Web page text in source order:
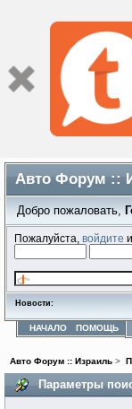
Авто Форум ::
Добро пожаловать,
Пожалуйста,войдите
Новости:
НАЧАЛО ПОМОЩЬ
Авто Форум :: Израиль >
Параметры